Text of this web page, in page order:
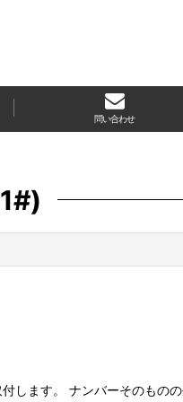
問い合わせ
します。 ナンバーそのもの